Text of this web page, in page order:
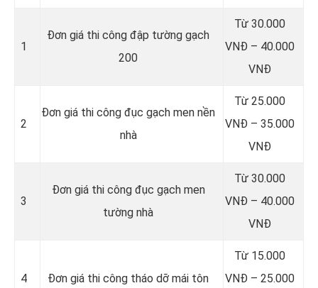
1
Đơn giá thi công đập tường gạch
200
Từ 30.000
VNĐ – 40.000
VNĐ
2
Đơn giá thi công đục gạch men nền
nhà
Từ 25.000
VNĐ – 35.000
VNĐ
3
Đơn giá thi công đục gạch men
tường nhà
Từ 30.000
VNĐ – 40.000
VNĐ
4 Đơn giá thi công tháo dỡ mái tôn
Từ 15.000
VNĐ – 25.000